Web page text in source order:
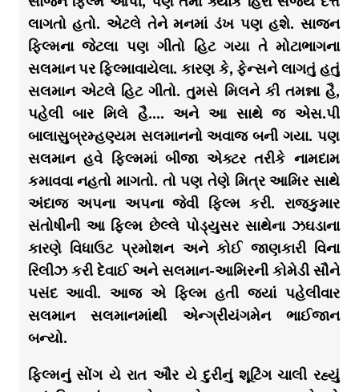
લાગતો હતો. એટલે તેને મનમાં ડંખ પણ હશે. સાજન
ફિલ્મના જેટલા પણ ગીતો હિટ ગયા તે મોટાભાગના
સલમાન પર ફિલ્માવાયેલા. કારણ કે, ફેન્સને લાગતું હતું
સલમાન એટલે હિટ ગીતો. તુમસે મિલને કી તમન્ના હૈ,
પહેલી બાર મિલે હૈ…. અને આ સાથે જ એસ.પી
બાલાસુબ્રમ્હણ્યમ સલમાનનો અવાજ બની ગયા. પણ
સલમાન હવે ફિલ્મમાં બીજા એક્ટર તરીકે નામદામ
કમાવવા નહતો માગતો. તો પણ તેણે મિત્ર આમિર સાથે
અંદાજ અપના અપના જેવી ફિલ્મ કરી. રાજકુમાર
સંતોષીની આ ફિલ્મ છેલ્લે પોડ્યુસર સાથેના ઝઘડાના
કારણે વિધાઉટ પ્રમોશન અને કોઈ જાણકારી વિના
રિલીઝ કરી દેવાઈ અને સલમાન-આમિરની કોમેડી સૌને
પસંદ આવી. આજ એ ફિલ્મ હતી જ્યાં પહેલીવાર
સલમાન સલમાનમાંથી એન્ગ્રીયંગમેન ભાઈજાન
બન્યો.
ફિલ્મનું સોંગ યે રાત ઔર યે દુરીનું શૂટિંગ ચાલી રહ્યું